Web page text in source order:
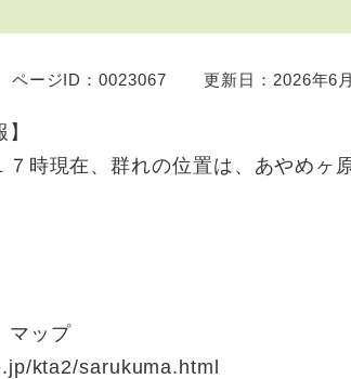
ページID：0023067 更新日：2026年6
７時現在、群れの位置は、あやめヶ
マップ
kta2/sarukuma.html